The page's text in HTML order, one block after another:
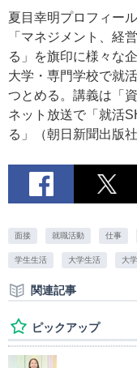
夏目幸明プロフィール
「マネジメント、経
る」を旗印に様々な
大学・専門学校で就
つとめる。講義は「
ネット放送で「就活
る」（朝日新聞出版社
面接 就職活動 仕事
学生生活 大学生活 大
関連記事
ピックアップ